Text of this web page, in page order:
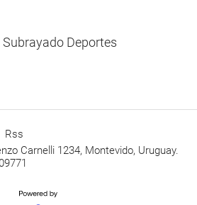
Subrayado Deportes
Rss
Carnelli 1234, Montevido, Uruguay.